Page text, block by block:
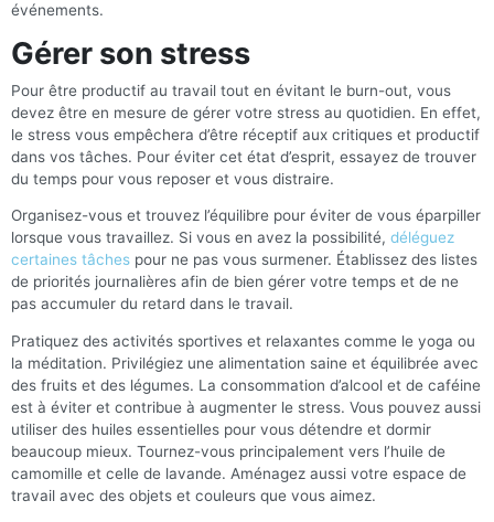
événements.
Gérer son stress
Pour être productif au travail tout en évitant le burn-out, vous
devez être en mesure de gérer votre stress au quotidien. En effet,
le stress vous empêchera d’être réceptif aux critiques et productif
dans vos tâches. Pour éviter cet état d’esprit, essayez de trouver
du temps pour vous reposer et vous distraire.
Organisez-vous et trouvez l’équilibre pour éviter de vous éparpiller
lorsque vous travaillez. Si vous en avez la possibilité, déléguez
certaines tâches pour ne pas vous surmener. Établissez des listes
de priorités journalières afin de bien gérer votre temps et de ne
pas accumuler du retard dans le travail.
Pratiquez des activités sportives et relaxantes comme le yoga ou
la méditation. Privilégiez une alimentation saine et équilibrée avec
des fruits et des légumes. La consommation d’alcool et de caféine
est à éviter et contribue à augmenter le stress. Vous pouvez aussi
utiliser des huiles essentielles pour vous détendre et dormir
beaucoup mieux. Tournez-vous principalement vers l’huile de
camomille et celle de lavande. Aménagez aussi votre espace de
travail avec des objets et couleurs que vous aimez.